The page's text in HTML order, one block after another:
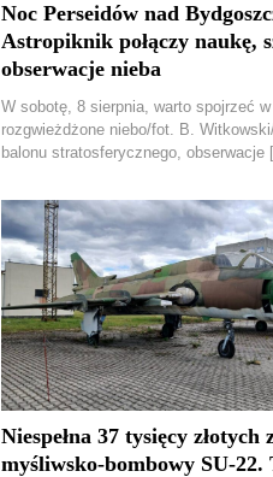
Noc Perseidów nad
Astropiknik połączy naukę,
obserwacje nieba
W sobotę, 8 sierpnia, warto spojrzeć w
rozgwieżdżone niebo/fot. B.
balonu stratosferycznego,
Niespełna 37 tysięcy złotych
myśliwsko-bombowy SU-22.